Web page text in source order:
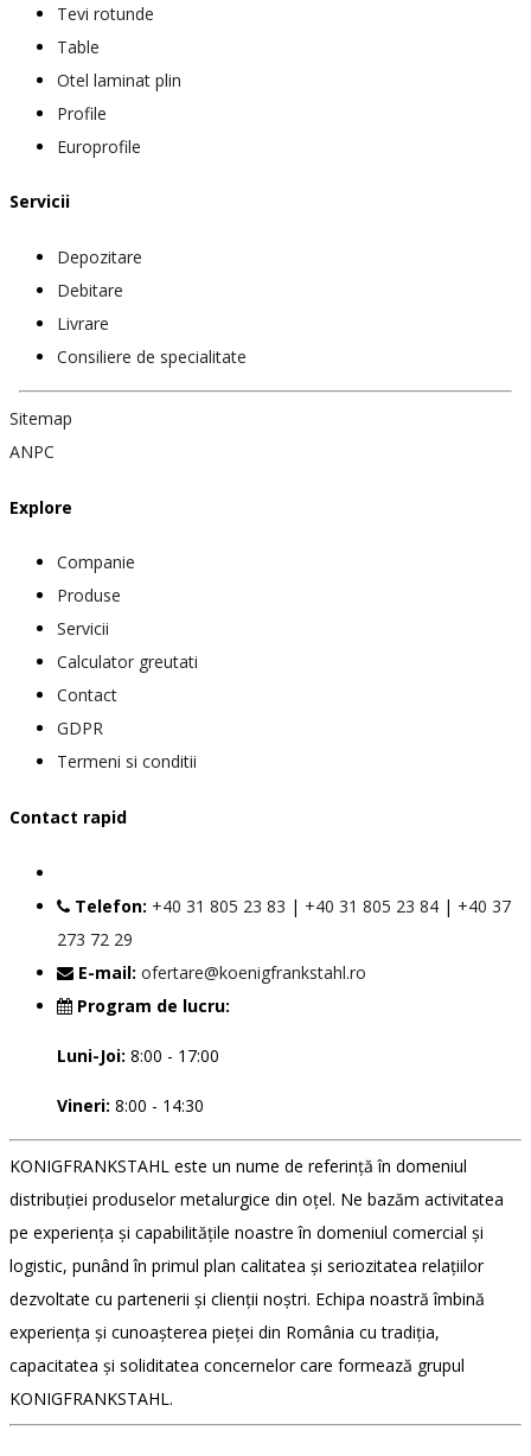
Tevi rotunde
Table
Otel laminat plin
Profile
Europrofile
Servicii
Depozitare
Debitare
Livrare
Consiliere de specialitate
Sitemap
ANPC
Explore
Companie
Produse
Servicii
Calculator greutati
Contact
GDPR
Termeni si conditii
Contact rapid
Telefon: +40 31 805 23 83 | +40 31 805 23 84 | +40 37
273 72 29
E-mail: ofertare@koenigfrankstahl.ro
Program de lucru:
Luni-Joi: 8:00 - 17:00
Vineri: 8:00 - 14:30
KONIGFRANKSTAHL este un nume de referință în domeniul
distribuției produselor metalurgice din oțel. Ne bazăm activitatea
pe experiența și capabilitățile noastre în domeniul comercial și
logistic, punând în primul plan calitatea și seriozitatea relațiilor
dezvoltate cu partenerii și clienții noștri. Echipa noastră îmbină
experiența și cunoașterea pieței din România cu tradiția,
capacitatea și soliditatea concernelor care formează grupul
KONIGFRANKSTAHL.